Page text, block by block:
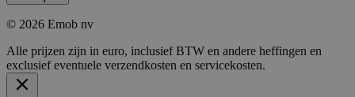
© 2026 Emob nv
Alle prijzen zijn in euro, inclusief BTW en andere heffingen en
exclusief eventuele verzendkosten en servicekosten.